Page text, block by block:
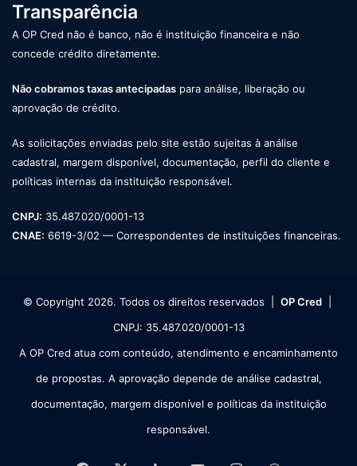
Transparência
A OP Cred não é banco, não é instituição financeira e não
concede crédito diretamente.
Não cobramos taxas antecipadas para análise, liberação ou
aprovação de crédito.
As solicitações enviadas pelo site estão sujeitas à análise
cadastral, margem disponível, documentação, perfil do cliente e
políticas internas da instituição responsável.
CNPJ: 35.487.020/0001-13
CNAE: 6619-3/02 — Correspondentes de instituições financeiras.
© Copyright 2026. Todos os direitos reservados | OP Cred|
CNPJ: 35.487.020/0001-13
A OP Cred atua com conteúdo, atendimento e encaminhamento
de propostas. A aprovação depende de análise cadastral,
documentação, margem disponível e políticas da instituição
responsável.